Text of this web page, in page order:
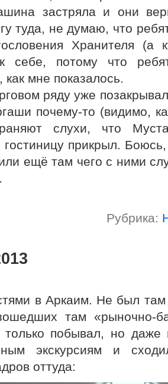
застряла и они
туда, не думаю, что
Хранителя (а
к себе, потому что
мне показалось.
ряду уже
почему-то (видимо,
слухи, что
прикрыл.
ещё там чего с ними
Рубрика:
в Аркаим. Не был
там «рыночно-
только побывал, но
экскурсиям и
оттуда: